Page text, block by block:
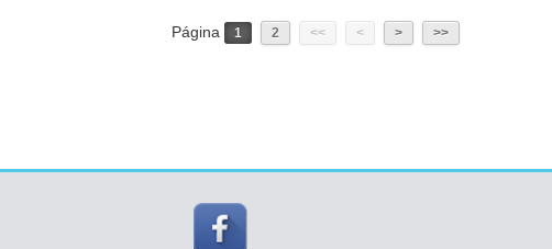
Página 1 2 << < > >>